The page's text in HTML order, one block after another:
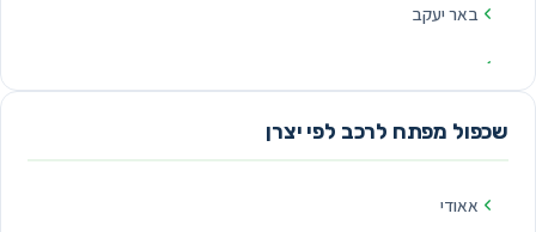
באר יעקב
בית דגן
שכפול מפתח לרכב לפי יצרן
אאודי